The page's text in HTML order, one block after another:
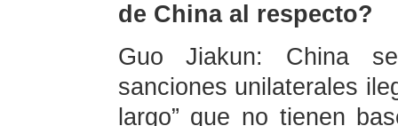
de China al respecto?
Guo Jiakun: China
sanciones unilaterales
largo” que no tienen